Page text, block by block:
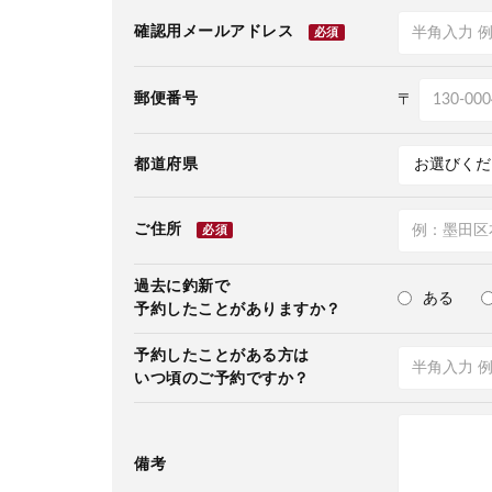
確認用メールアドレス 必須
郵便番号 〒
都道府県
ご住所 必須
過去に釣新で
予約したことがありますか？
ある
予約したことがある方は
いつ頃のご予約ですか？
備考